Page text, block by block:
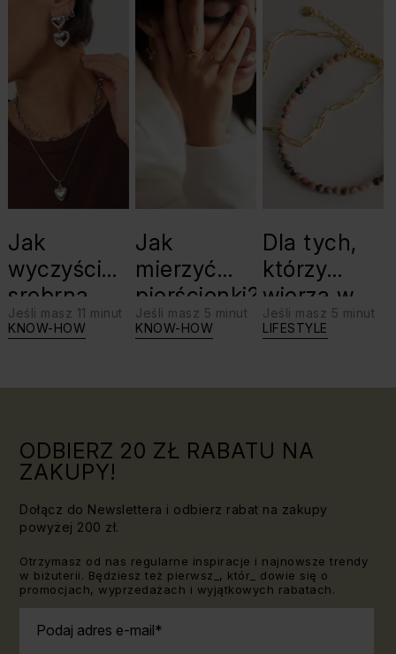
Jak
wyczyścić
srebrną
biżuterię?
Jeśli masz 11 minut
KNOW-HOW
Jak
mierzyć
pierścionki?
Jeśli masz 5 minut
KNOW-HOW
Dla tych,
którzy
wierzą w
swoje siły:
Jeśli masz 5 minut
LIFESTYLE
ODBIERZ 20 ZŁ RABATU NA
ZAKUPY!
Dołącz do Newslettera i odbierz rabat na zakupy
powyżej 200 zł.
Otrzymasz od nas regularne inspiracje i najnowsze trendy
w biżuterii. Będziesz też pierwsz_, któr_ dowie się o
promocjach, wyprzedażach i wyjątkowych rabatach.
Podaj adres e-mail